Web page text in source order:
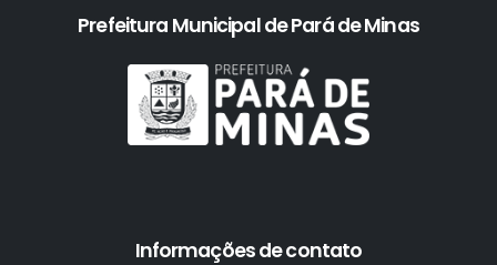
Prefeitura Municipal de Pará de Minas
Informações de contato